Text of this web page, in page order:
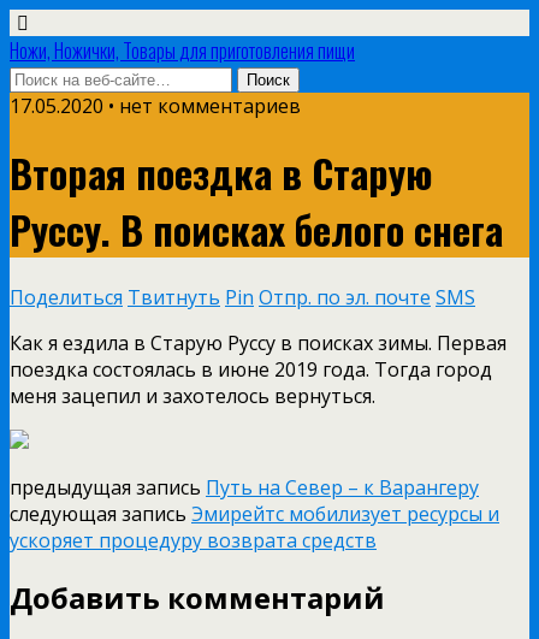
Ножи, Ножички, Товары для приготовления пищи
17.05.2020 • нет комментариев
Вторая поездка в Старую
Руссу. В поисках белого снега
Поделиться Твитнуть Pin Отпр. по эл. почте SMS
Как я ездила в Старую Руссу в поисках зимы. Первая
поездка состоялась в июне 2019 года. Тогда город
меня зацепил и захотелось вернуться.
предыдущая запись Путь на Север – к Варангеру
следующая запись Эмирейтс мобилизует ресурсы и
ускоряет процедуру возврата средств
Добавить комментарий